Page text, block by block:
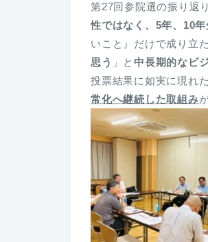
第27回参院選の振り返
性ではなく、5年、10
いこと』だけで成り立
思う 」と中長期的なビ
投票結果に如実に現れ
常化へ継続した取組み